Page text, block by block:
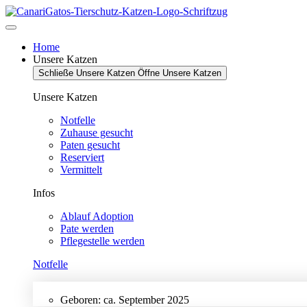
Zum
Inhalt
Home
Unsere Katzen
Schließe Unsere Katzen Öffne Unsere Katzen
Unsere Katzen
Notfelle
Zuhause gesucht
Paten gesucht
Reserviert
Vermittelt
Infos
Ablauf Adoption
Pate werden
Pflegestelle werden
Notfelle
Geboren: ca. September 2025